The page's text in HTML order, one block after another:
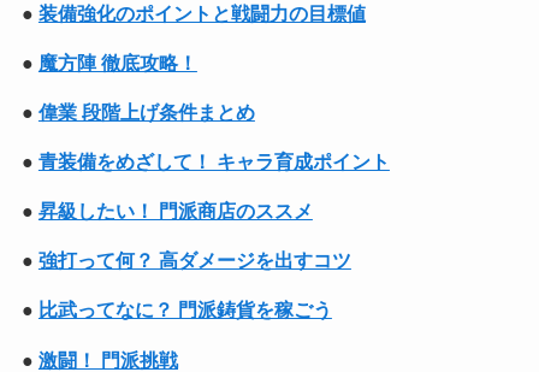
● 装備強化のポイントと戦闘力の目標値
● 魔方陣 徹底攻略！
● 偉業 段階上げ条件まとめ
● 青装備をめざして！ キャラ育成ポイント
● 昇級したい！ 門派商店のススメ
● 強打って何？ 高ダメージを出すコツ
● 比武ってなに？ 門派鋳貨を稼ごう
● 激闘！ 門派挑戦